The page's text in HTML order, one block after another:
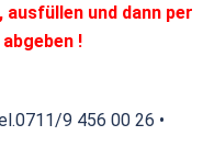
und dann per
!
9 456 00 26 •